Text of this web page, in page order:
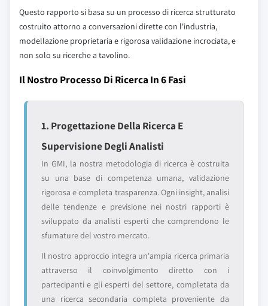
Questo rapporto si basa su un processo di ricerca strutturato
costruito attorno a conversazioni dirette con l'industria,
modellazione proprietaria e rigorosa validazione incrociata, e
non solo su ricerche a tavolino.
Il Nostro Processo Di Ricerca In 6 Fasi
1. Progettazione Della Ricerca E
Supervisione Degli Analisti
In GMI, la nostra metodologia di ricerca è costruita
su una base di competenza umana, validazione
rigorosa e completa trasparenza. Ogni insight, analisi
delle tendenze e previsione nei nostri rapporti è
sviluppato da analisti esperti che comprendono le
sfumature del vostro mercato.
Il nostro approccio integra un'ampia ricerca primaria
attraverso il coinvolgimento diretto con i
partecipanti e gli esperti del settore, completata da
una ricerca secondaria completa proveniente da